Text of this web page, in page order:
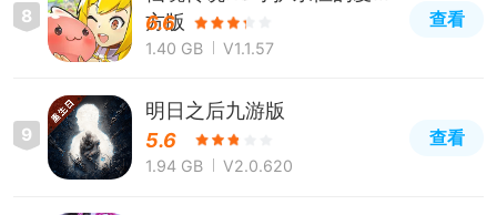
8
方版
6.6
1.40 GB V1.1.57
查看
9
明日之后九游版
5.6
1.94 GB V2.0.620
查看